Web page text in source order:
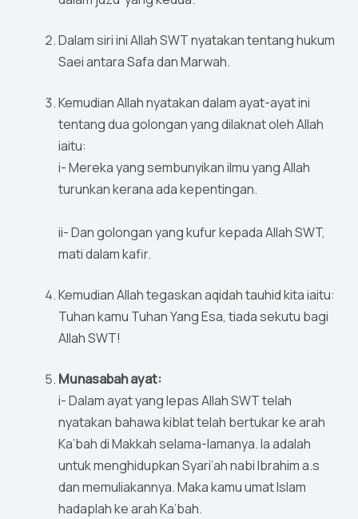
Dalam siri ini Allah SWT nyatakan tentang hukum
Saei antara Safa dan Marwah.
Kemudian Allah nyatakan dalam ayat-ayat ini
tentang dua golongan yang dilaknat oleh Allah
iaitu:
i- Mereka yang sembunyikan ilmu yang Allah
turunkan kerana ada kepentingan.
ii- Dan golongan yang kufur kepada Allah SWT,
mati dalam kafir.
Kemudian Allah tegaskan aqidah tauhid kita iaitu:
Tuhan kamu Tuhan Yang Esa, tiada sekutu bagi
Allah SWT!
Munasabah ayat:
i- Dalam ayat yang lepas Allah SWT telah
nyatakan bahawa kiblat telah bertukar ke arah
Ka’bah di Makkah selama-lamanya. Ia adalah
untuk menghidupkan Syari’ah nabi Ibrahim a.s
dan memuliakannya. Maka kamu umat Islam
hadaplah ke arah Ka’bah.